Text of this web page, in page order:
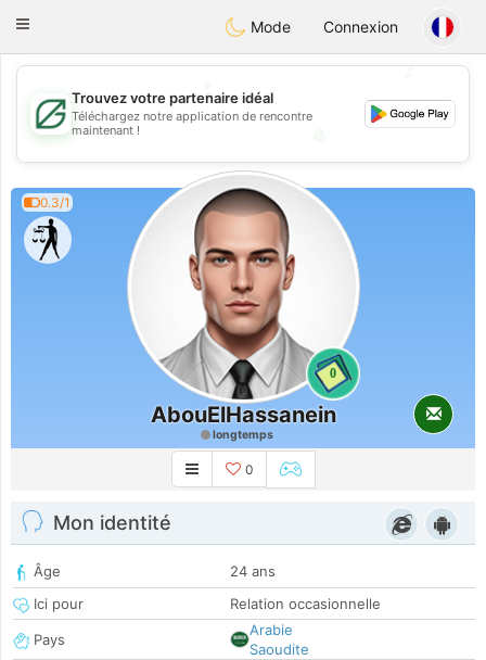
Gulf Dating
Toggle
Mode Connexion
💖
💕
💕
Trouvez votre partenaire idéal
Téléchargez notre application de rencontre
maintenant !
0.3/1
0
AbouElHassanein
longtemps
0
Mon identité
Âge
24 ans
Ici pour
Relation occasionnelle
Pays
Arabie
Saoudite